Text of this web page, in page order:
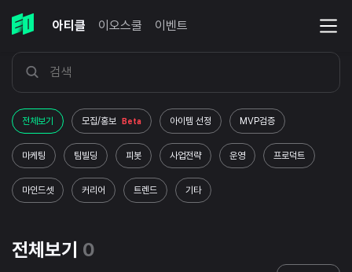
아티클 이오스쿨 이벤트
전체보기 모집/홍보 Beta 아이템 선정 MVP검증
마케팅 팀빌딩 피봇 사업전략 운영 프로덕트
마인드셋 커리어 트렌드 기타
전체보기 0